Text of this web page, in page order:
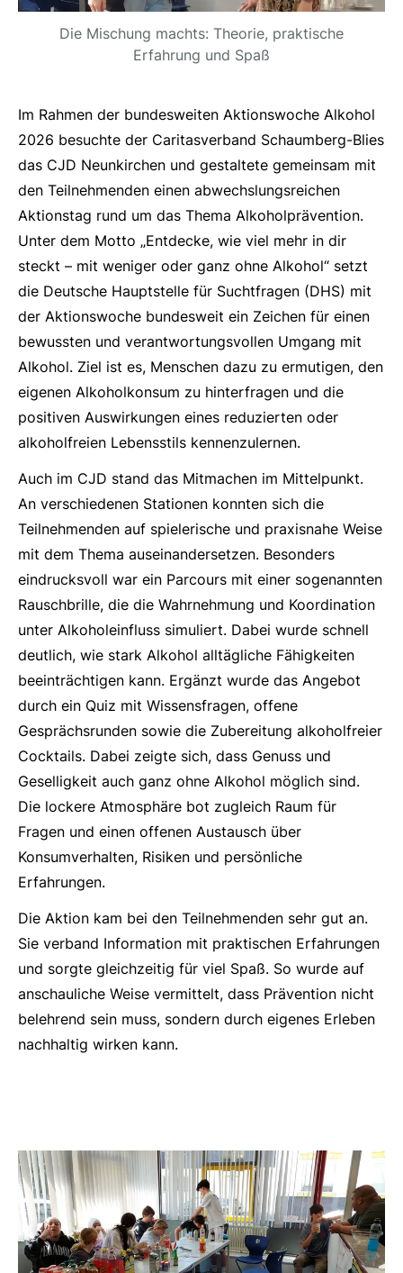
Die Mischung machts: Theorie, praktische
Erfahrung und Spaß
Im Rahmen der bundesweiten Aktionswoche Alkohol
2026 besuchte der Caritasverband Schaumberg-Blies
das CJD Neunkirchen und gestaltete gemeinsam mit
den Teilnehmenden einen abwechslungsreichen
Aktionstag rund um das Thema Alkoholprävention.
Unter dem Motto „Entdecke, wie viel mehr in dir
steckt – mit weniger oder ganz ohne Alkohol“ setzt
die Deutsche Hauptstelle für Suchtfragen (DHS) mit
der Aktionswoche bundesweit ein Zeichen für einen
bewussten und verantwortungsvollen Umgang mit
Alkohol. Ziel ist es, Menschen dazu zu ermutigen, den
eigenen Alkoholkonsum zu hinterfragen und die
positiven Auswirkungen eines reduzierten oder
alkoholfreien Lebensstils kennenzulernen.
Auch im CJD stand das Mitmachen im Mittelpunkt.
An verschiedenen Stationen konnten sich die
Teilnehmenden auf spielerische und praxisnahe Weise
mit dem Thema auseinandersetzen. Besonders
eindrucksvoll war ein Parcours mit einer sogenannten
Rauschbrille, die die Wahrnehmung und Koordination
unter Alkoholeinfluss simuliert. Dabei wurde schnell
deutlich, wie stark Alkohol alltägliche Fähigkeiten
beeinträchtigen kann. Ergänzt wurde das Angebot
durch ein Quiz mit Wissensfragen, offene
Gesprächsrunden sowie die Zubereitung alkoholfreier
Cocktails. Dabei zeigte sich, dass Genuss und
Geselligkeit auch ganz ohne Alkohol möglich sind.
Die lockere Atmosphäre bot zugleich Raum für
Fragen und einen offenen Austausch über
Konsumverhalten, Risiken und persönliche
Erfahrungen.
Die Aktion kam bei den Teilnehmenden sehr gut an.
Sie verband Information mit praktischen Erfahrungen
und sorgte gleichzeitig für viel Spaß. So wurde auf
anschauliche Weise vermittelt, dass Prävention nicht
belehrend sein muss, sondern durch eigenes Erleben
nachhaltig wirken kann.